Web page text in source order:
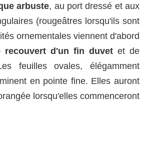
arbuste, au port dressé et aux
(rougeâtres lorsqu'ils sont
ornementales viennent d'abord
recouvert d'un fin duvet et de
feuilles ovales, élégamment
en pointe fine. Elles auront
lorsqu'elles commenceront